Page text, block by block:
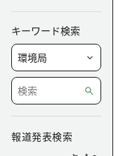
キーワード検索
報道発表検索